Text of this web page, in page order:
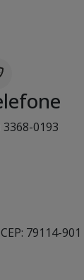
3368-0193
79114-901